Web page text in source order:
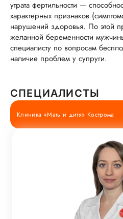
утрата фертильности —
характерных признаков
нарушений здоровья. По этой
желанной беременности
специалисту по вопросам
наличие проблем у супруги.
СПЕЦИАЛИСТЫ
Клиника «Мать и дитя» Кострома